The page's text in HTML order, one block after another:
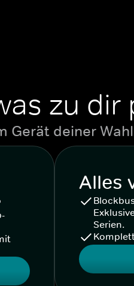
zu dir
Gerät deiner
Alles
Serien.